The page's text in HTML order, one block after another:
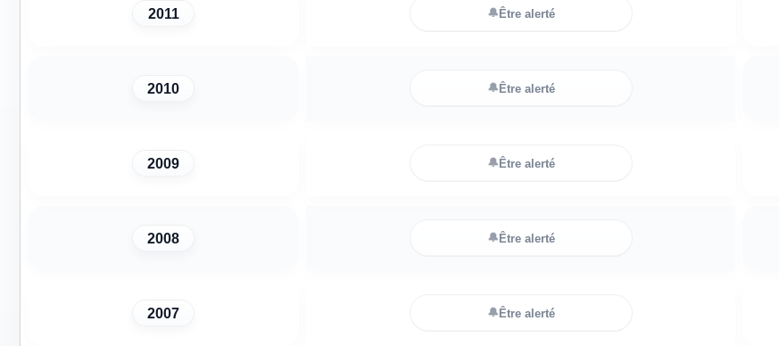
2011 🔔Être alerté
2010 🔔Être alerté
2009 🔔Être alerté
2008 🔔Être alerté
2007 🔔Être alerté